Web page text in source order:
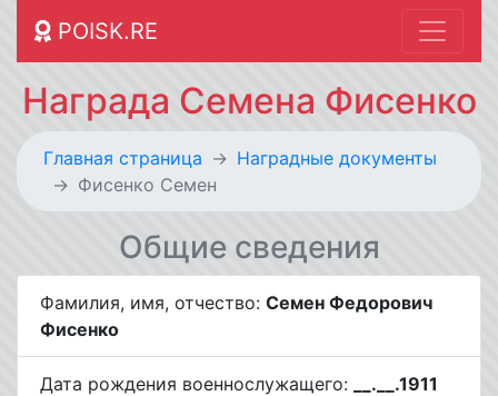
POISK.RE
Награда Семена Фисенко
Главная страница
Наградные документы
Фисенко Семен
Общие сведения
Фамилия, имя, отчество: Семен Федорович
Фисенко
Дата рождения военнослужащего: __.__.1911